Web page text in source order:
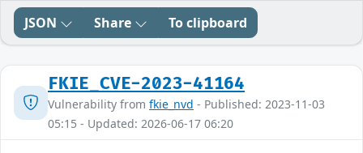
JSON Share To clipboard
FKIE_CVE-2023-41164
Vulnerability from fkie_nvd - Published: 2023-11-03
05:15 - Updated: 2026-06-17 06:20